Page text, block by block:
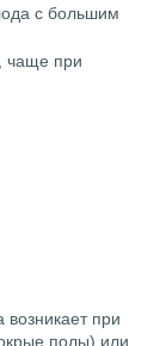
с большим
чаще при
при
полы) или